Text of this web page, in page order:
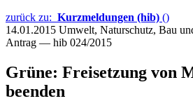
zurück zu: Kurzmeldungen (hib) ()
14.01.2015 Umwelt, Naturschutz, Bau
Antrag — hib 024/2015
Grüne: Freisetzung von
beenden